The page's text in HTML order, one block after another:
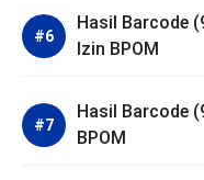
Hasil Barcode
Izin BPOM
Hasil Barcode
BPOM